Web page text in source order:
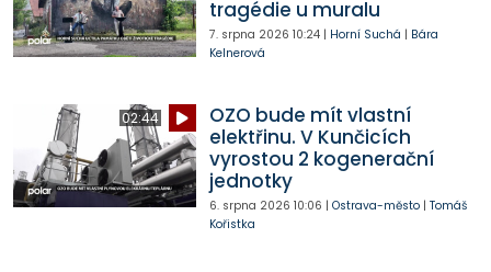
tragédie u muralu
7. srpna 2026 10:24| Horní Suchá | Bára
Kelnerová
02:44
OZO bude mít vlastní
elektřinu. V Kunčicích
vyrostou 2 kogenerační
jednotky
6. srpna 2026 10:06 | Ostrava-město| Tomáš
Kořistka